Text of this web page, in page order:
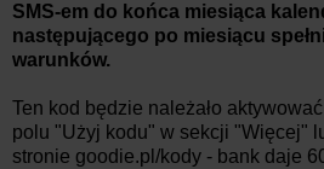
SMS-em do końca miesiąca
następującego po miesiącu
warunków.
Ten kod będzie należało
polu "Użyj kodu" w sekcji "Więcej"
stronie goodie.pl/kody - bank daje